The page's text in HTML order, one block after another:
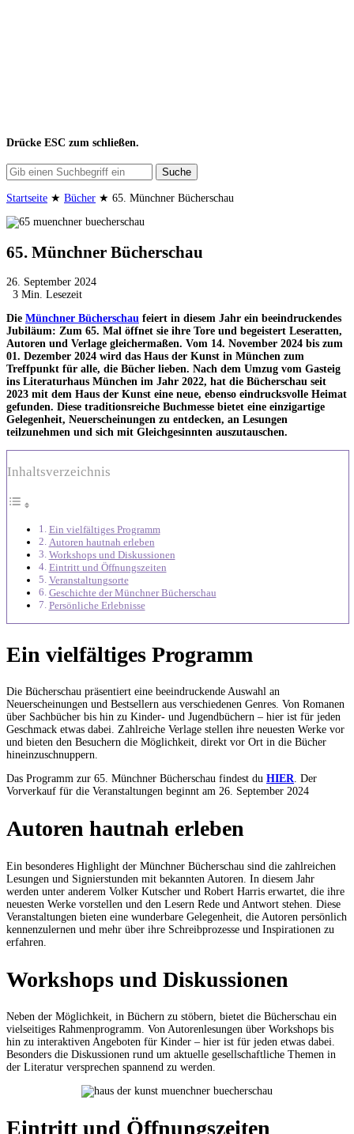
Drücke ESC zum schließen.
Suche
Startseite ★ Bücher ★ 65. Münchner Bücherschau
65. Münchner Bücherschau
26. September 2024
3 Min. Lesezeit
Die Münchner Bücherschau feiert in diesem Jahr ein beeindruckendes
Jubiläum: Zum 65. Mal öffnet sie ihre Tore und begeistert Leseratten,
Autoren und Verlage gleichermaßen. Vom 14. November 2024 bis zum
01. Dezember 2024 wird das Haus der Kunst in München zum
Treffpunkt für alle, die Bücher lieben. Nach dem Umzug vom Gasteig
ins Literaturhaus München im Jahr 2022, hat die Bücherschau seit
2023 mit dem Haus der Kunst eine neue, ebenso eindrucksvolle Heimat
gefunden. Diese traditionsreiche Buchmesse bietet eine einzigartige
Gelegenheit, Neuerscheinungen zu entdecken, an Lesungen
teilzunehmen und sich mit Gleichgesinnten auszutauschen.
Inhaltsverzeichnis
Ein vielfältiges Programm
Autoren hautnah erleben
Workshops und Diskussionen
Eintritt und Öffnungszeiten
Veranstaltungsorte
Geschichte der Münchner Bücherschau
Persönliche Erlebnisse
Ein vielfältiges Programm
Die Bücherschau präsentiert eine beeindruckende Auswahl an
Neuerscheinungen und Bestsellern aus verschiedenen Genres. Von Romanen
über Sachbücher bis hin zu Kinder- und Jugendbüchern – hier ist für jeden
Geschmack etwas dabei. Zahlreiche Verlage stellen ihre neuesten Werke vor
und bieten den Besuchern die Möglichkeit, direkt vor Ort in die Bücher
hineinzuschnuppern.
Das Programm zur 65. Münchner Bücherschau findest du HIER. Der
Vorverkauf für die Veranstaltungen beginnt am 26. September 2024
Autoren hautnah erleben
Ein besonderes Highlight der Münchner Bücherschau sind die zahlreichen
Lesungen und Signierstunden mit bekannten Autoren. In diesem Jahr
werden unter anderem Volker Kutscher und Robert Harris erwartet, die ihre
neuesten Werke vorstellen und den Lesern Rede und Antwort stehen. Diese
Veranstaltungen bieten eine wunderbare Gelegenheit, die Autoren persönlich
kennenzulernen und mehr über ihre Schreibprozesse und Inspirationen zu
erfahren.
Workshops und Diskussionen
Neben der Möglichkeit, in Büchern zu stöbern, bietet die Bücherschau ein
vielseitiges Rahmenprogramm. Von Autorenlesungen über Workshops bis
hin zu interaktiven Angeboten für Kinder – hier ist für jeden etwas dabei.
Besonders die Diskussionen rund um aktuelle gesellschaftliche Themen in
der Literatur versprechen spannend zu werden.
Eintritt und Öffnungszeiten